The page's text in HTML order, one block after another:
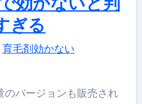
ぎる
育毛剤効かない